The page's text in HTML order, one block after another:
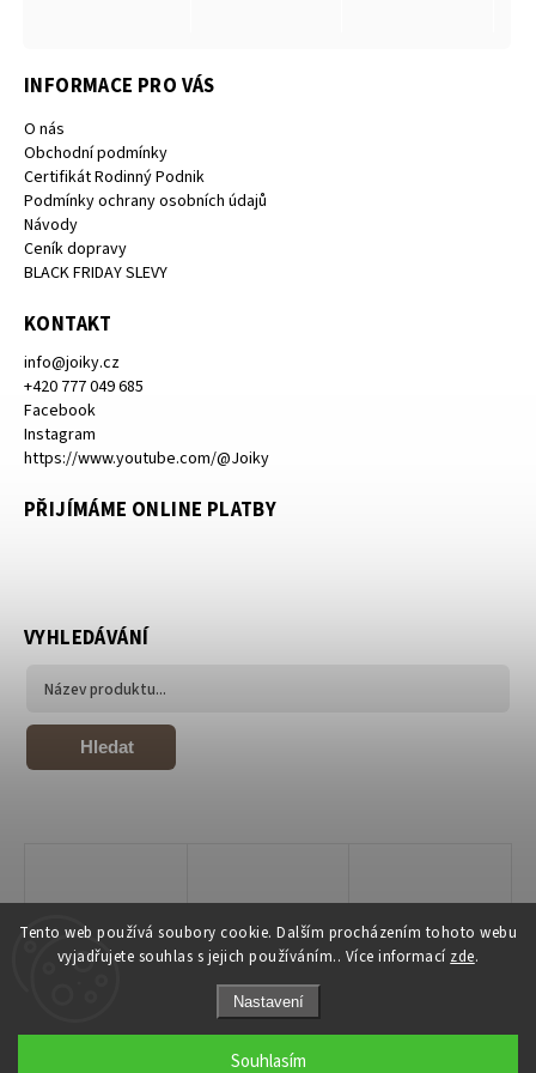
Tento web používá soubory cookie. Dalším procházením tohoto webu
vyjadřujete souhlas s jejich používáním.. Více informací zde.
Nastavení
Souhlasím
INFORMACE PRO VÁS
O nás
Obchodní podmínky
Certifikát Rodinný Podnik
Podmínky ochrany osobních údajů
Návody
Ceník dopravy
BLACK FRIDAY SLEVY
KONTAKT
info@joiky.cz
+420 777 049 685
Facebook
Instagram
https://www.youtube.com/@Joiky
PŘIJÍMÁME ONLINE PLATBY
VYHLEDÁVÁNÍ
Hledat